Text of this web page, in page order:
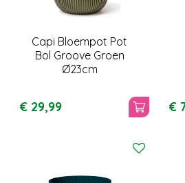
Capi Bloempot Pot
Bol Groove Groen
Ø23cm
€ 29,99 €